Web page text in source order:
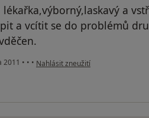
lékařka,výborný,laskavý a
a vcítit se do problémů
2011 • • • podle názoru uživatele Váš účet
Nahlásit zneužití